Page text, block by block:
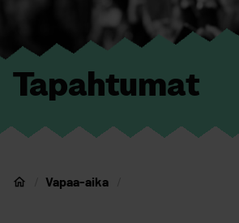
Tapahtumat
Nuorten Oulu
Vapaa-aika